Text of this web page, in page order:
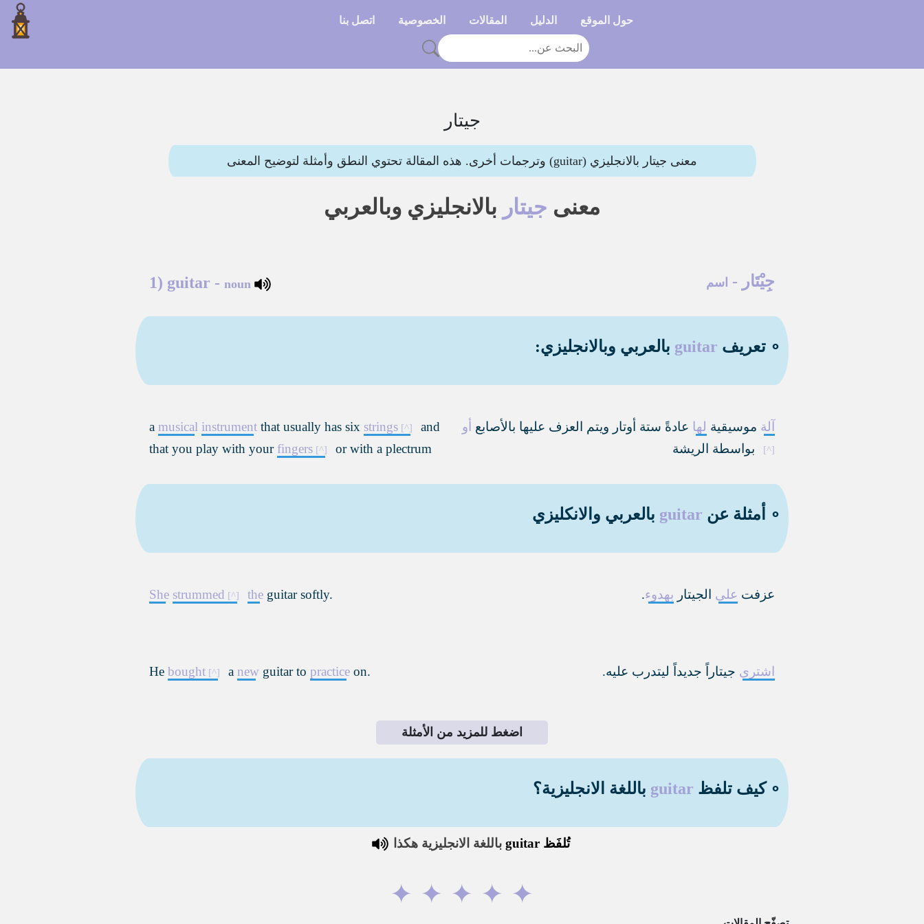
حول الموقع الدليل المقالات الخصوصية اتصل بنا
جيتار
معنى جيتار بالانجليزي (guitar) وترجمات أخرى. هذه المقالة تحتوي النطق وأمثلة لتوضيح المعنى
معنى جيتار بالانجليزي وبالعربي
جِيْتَار - اسم 1) guitar - noun
∘ تعريف guitar بالعربي وبالانجليزي:
آلة موسيقية لها عادةً ستة أوتار ويتم العزف عليها بالأصابع أو
بواسطة الريشة
a musical instrument that usually has six strings
and
that you play with your fingers or with a plectrum
∘ أمثلة عن guitar بالعربي والانكليزي
عزفت على الجيتار بهدوء.
She strummed the guitar softly.
اشترى جيتاراً جديداً ليتدرب عليه.
He bought a new guitar to practice on.
اضغط للمزيد من الأمثلة
∘ كيف تلفظ guitar باللغة الانجليزية؟
تُلفَظguitar باللغة الانجليزية هكذا
✦
✦
✦
✦
✦